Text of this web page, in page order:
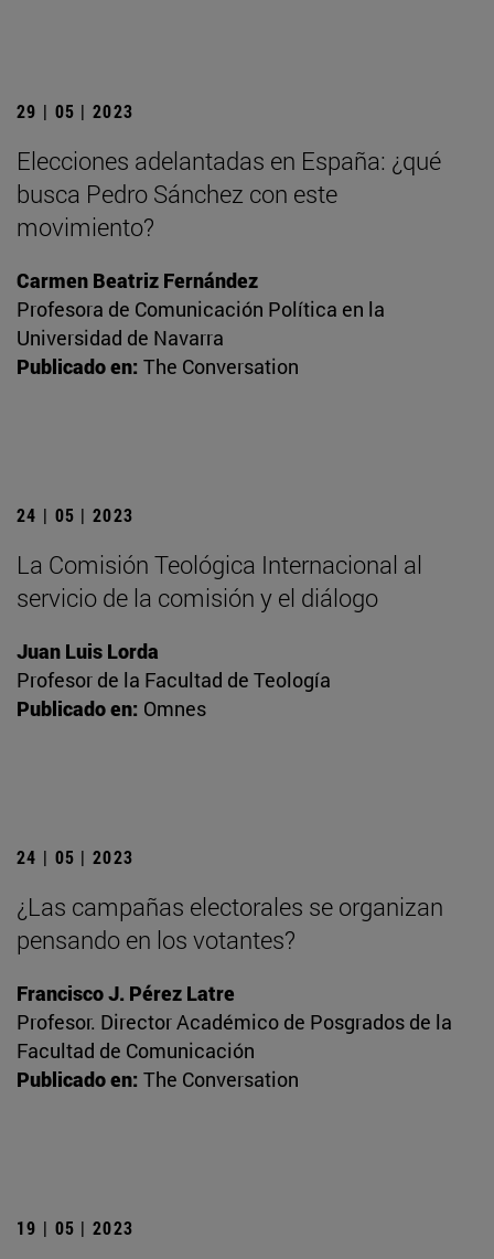
29 | 05 | 2023
Elecciones adelantadas en España: ¿qué
busca Pedro Sánchez con este
movimiento?
Carmen Beatriz Fernández
Profesora de Comunicación Política en la
Universidad de Navarra
Publicado en: The Conversation
24 | 05 | 2023
La Comisión Teológica Internacional al
servicio de la comisión y el diálogo
Juan Luis Lorda
Profesor de la Facultad de Teología
Publicado en: Omnes
24 | 05 | 2023
¿Las campañas electorales se organizan
pensando en los votantes?
Francisco J. Pérez Latre
Profesor. Director Académico de Posgrados de la
Facultad de Comunicación
Publicado en: The Conversation
19 | 05 | 2023